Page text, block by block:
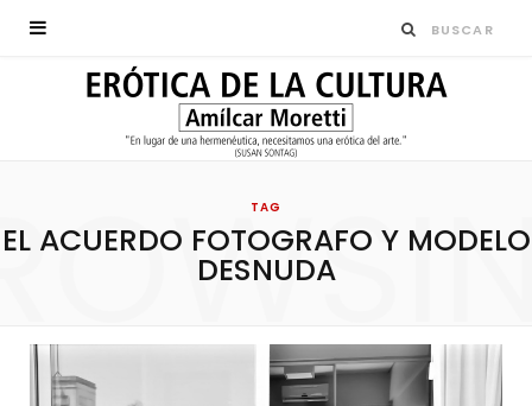
TAG
EL ACUERDO FOTOGRAFO Y MODELO
DESNUDA